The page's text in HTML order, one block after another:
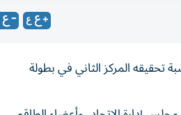
تحقيقه المركز الثاني في بطولة